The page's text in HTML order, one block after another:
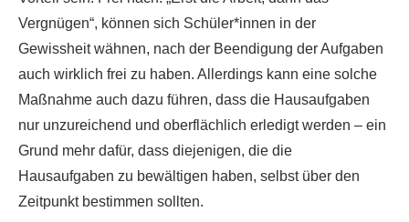
Vergnügen“, können sich Schüler*innen in der
Gewissheit wähnen, nach der Beendigung der Aufgaben
auch wirklich frei zu haben. Allerdings kann eine solche
Maßnahme auch dazu führen, dass die Hausaufgaben
nur unzureichend und oberflächlich erledigt werden – ein
Grund mehr dafür, dass diejenigen, die die
Hausaufgaben zu bewältigen haben, selbst über den
Zeitpunkt bestimmen sollten.